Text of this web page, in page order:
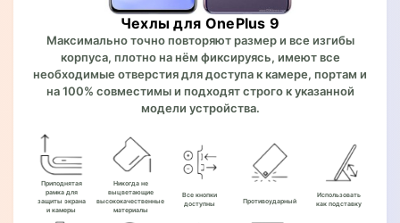
Чехлы для OnePlus 9
Максимально точно повторяют размер и все изгибы
корпуса, плотно на нём фиксируясь, имеют все
необходимые отверстия для доступа к камере, портам и
на 100% совместимы и подходят строго к указанной
модели устройства.
Приподнятая
рамка для
защиты экрана
и камеры
Никогда не
выцветающие
высококачественные
материалы
Все кнопки
доступны
Противоударный
Использовать
как подставку